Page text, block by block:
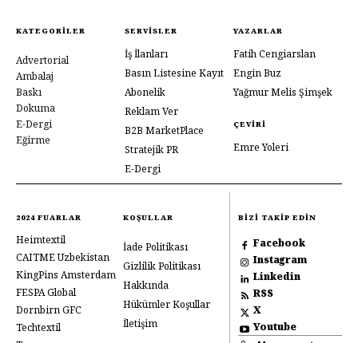
KATEGORILER
Advertorial
Ambalaj
Baskı
Dokuma
E-Dergi
Eğirme
SERVISLER
İş İlanları
Basın Listesine Kayıt
Abonelik
Reklam Ver
B2B MarketPlace
Stratejik PR
E-Dergi
YAZARLAR
Fatih Cengiarslan
Engin Buz
Yağmur Melis Şimşek
ÇEVIRI
Emre Yoleri
2024 FUARLAR
Heimtextil
CAITME Uzbekistan
KingPins Amsterdam
FESPA Global
Dornbirn GFC
Techtextil
KOŞULLAR
İade Politikası
Gizlilik Politikası
Hakkında
Hükümler Koşullar
İletişim
BIZI TAKIP EDIN
Facebook
Instagram
Linkedin
RSS
X
Youtube